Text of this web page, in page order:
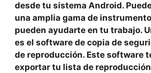
desde tu sistema Android.
una amplia gama de
pueden ayudarte en tu trabajo.
es el software de copia de
de reproducción. Este software
exportar tu lista de